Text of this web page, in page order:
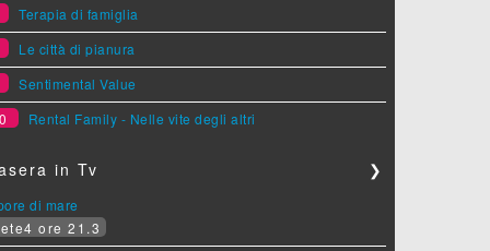
Terapia di famiglia
Le città di pianura
Sentimental Value
Rental Family - Nelle vite degli altri
in Tv ❯
di mare
ore 21.3